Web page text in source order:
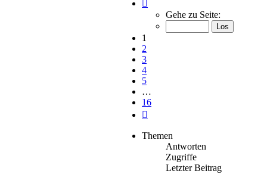
von
Gehe zu Seite:
1
2
3
4
5
…
16
Themen
Antworten
Zugriffe
Letzter Beitrag